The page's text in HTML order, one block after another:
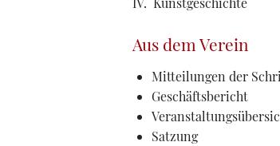
Aus dem Verein
Mitteilungen der
Geschäftsbericht
Satzung